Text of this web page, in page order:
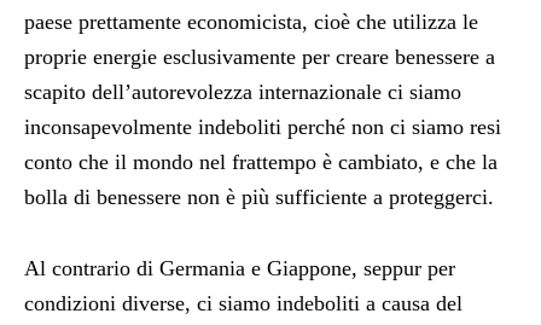
paese prettamente economicista, cioè che utilizza le
proprie energie esclusivamente per creare benessere a
scapito dell’autorevolezza internazionale ci siamo
inconsapevolmente indeboliti perché non ci siamo resi
conto che il mondo nel frattempo è cambiato, e che la
bolla di benessere non è più sufficiente a proteggerci.
Al contrario di Germania e Giappone, seppur per
condizioni diverse, ci siamo indeboliti a causa del